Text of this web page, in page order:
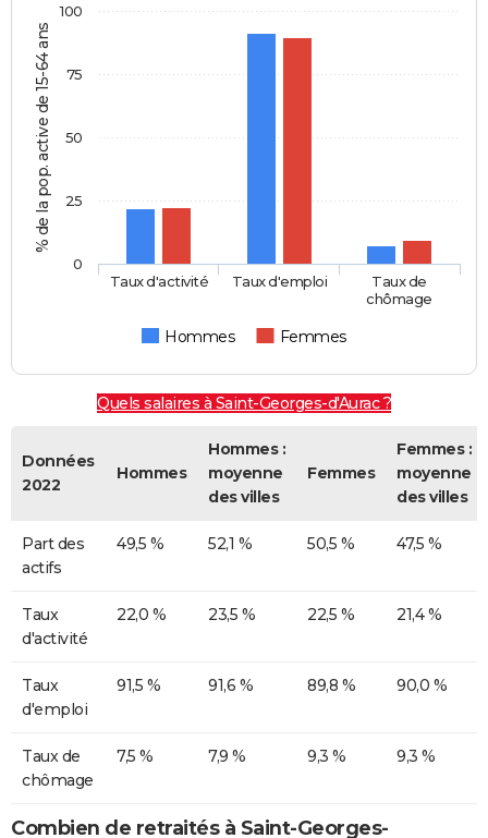
% de la pop. active de 15-64 ans
Hommes Femmes
Taux d'activité Taux d'emploi
Taux de
chômage
0
25
50
75
100
Quels salaires à Saint-Georges-d'Aurac ?
Données
2022
Hommes
Hommes :
moyenne
des villes
Femmes
Femmes :
moyenne
des villes
Part des
actifs
49,5 % 52,1 % 50,5 % 47,5 %
Taux
d'activité
22,0 % 23,5 % 22,5 % 21,4 %
Taux
d'emploi
91,5 % 91,6 % 89,8 % 90,0 %
Taux de
chômage
7,5 % 7,9 % 9,3 % 9,3 %
Combien de retraités à Saint-Georges-